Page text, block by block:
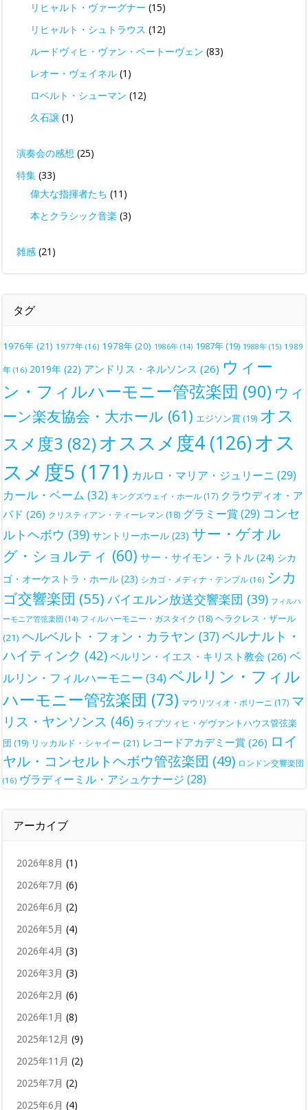
リヒャルト・ヴァーグナー (15)
リヒャルト・シュトラウス (12)
ルードヴィヒ・ヴァン・ベートーヴェン (83)
レオー・ヴェイネル (1)
ロベルト・シューマン (12)
久石譲 (1)
演奏会の感想 (25)
特集 (33)
偉大な指揮者たち (11)
本とクラシック音楽 (3)
雑感 (21)
タグ
1976年 (21) 1977年 (16) 1978年(20) 1986年 (14) 1987年(19) 1988年 (15) 1989
年 (16) 2019年 (22) アンドリス・ネルソンス (26) ウィー
ン・フィルハーモニー管弦楽団 (90) ウィ
ーン楽友協会・大ホール (61) エジソン賞(19) オス
スメ度3 (82) オススメ度4 (126)オス
スメ度5 (171) カルロ・マリア・ジュリーニ (29)
カール・ベーム (32) キングズウェイ・ホール (17) クラウディオ・ア
バド (26) クリスティアン・ティーレマン (18) グラミー賞 (29) コンセ
ルトヘボウ (39) サントリーホール (23) サー・ゲオル
グ・ショルティ (60) サー・サイモン・ラトル (24) シカ
ゴ・オーケストラ・ホール (23) シカゴ・メディナ・テンプル (16) シカ
ゴ交響楽団 (55) バイエルン放送交響楽団 (39) フィルハ
ーモニア管弦楽団 (14) フィルハーモニー・ガスタイク (18) ヘラクレス・ザール
(21) ヘルベルト・フォン・カラヤン (37)ベルナルト・
ハイティンク (42) ベルリン・イエス・キリスト教会 (26) ベ
ルリン・フィルハーモニー (34)ベルリン・フィル
ハーモニー管弦楽団 (73) マウリツィオ・ポリーニ (17) マ
リス・ヤンソンス (46) ライプツィヒ・ゲヴァントハウス管弦楽
団 (19) リッカルド・シャイー (21) レコードアカデミー賞 (26) ロイ
ヤル・コンセルトヘボウ管弦楽団 (49) ロンドン交響楽団
(16) ヴラディーミル・アシュケナージ (28)
アーカイブ
2026年8月 (1)
2026年7月 (6)
2026年6月 (2)
2026年5月 (4)
2026年4月 (3)
2026年3月 (3)
2026年2月 (6)
2026年1月 (8)
2025年12月 (9)
2025年11月 (2)
2025年7月 (2)
2025年6月 (4)